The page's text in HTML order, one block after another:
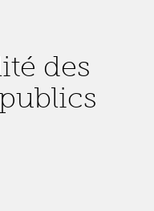
des